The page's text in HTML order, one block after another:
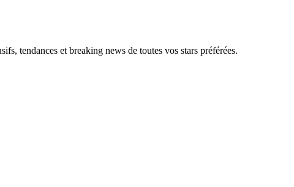
tendances et breaking news de toutes vos stars préférées.